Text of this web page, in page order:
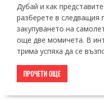
Дубай и как
разберете в следващия
закупуването на
още две момичета. В
трима успяха да се
ПРОЧЕТИ ОЩЕ